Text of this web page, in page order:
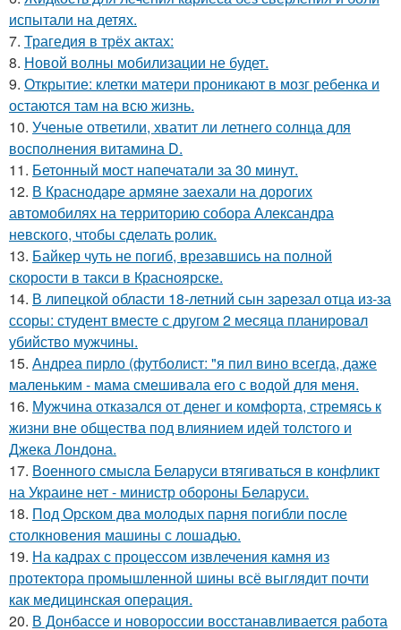
испытали на детях.
7. Трагедия в трёх актах:
8. Новой волны мобилизации не будет.
9. Открытие: клетки матери проникают в мозг ребенка и
остаются там на всю жизнь.
10. Ученые ответили, хватит ли летнего солнца для
восполнения витамина D.
11. Бетонный мост напечатали за 30 минут.
12. В Краснодаре армяне заехали на дорогих
автомобилях на территорию собора Александра
невского, чтобы сделать ролик.
13. Байкер чуть не погиб, врезавшись на полной
скорости в такси в Красноярске.
14. В липецкой области 18-летний сын зарезал отца из-за
ссоры: студент вместе с другом 2 месяца планировал
убийство мужчины.
15. Андреа пирло (футболист: "я пил вино всегда, даже
маленьким - мама смешивала его с водой для меня.
16. Мужчина отказался от денег и комфорта, стремясь к
жизни вне общества под влиянием идей толстого и
Джека Лондона.
17. Военного смысла Беларуси втягиваться в конфликт
на Украине нет - министр обороны Беларуси.
18. Под Орском два молодых парня погибли после
столкновения машины с лошадью.
19. На кадрах с процессом извлечения камня из
протектора промышленной шины всё выглядит почти
как медицинская операция.
20. В Донбассе и новороссии восстанавливается работа